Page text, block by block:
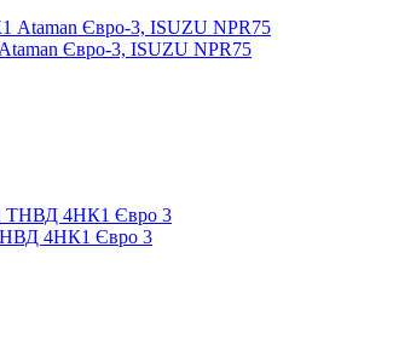
Євро-3, ISUZU NPR75
4НК1 Євро 3